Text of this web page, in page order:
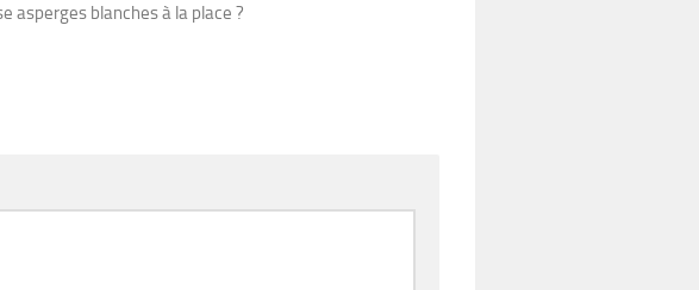
asperges blanches à la place ?